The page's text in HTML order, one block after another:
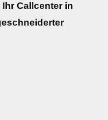
Callcenter in